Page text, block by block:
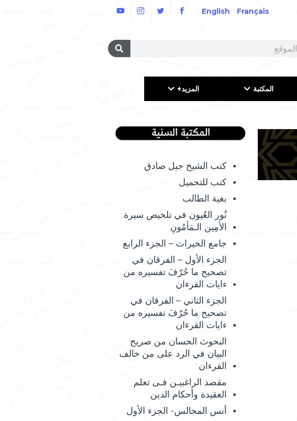
Français
English
المكتبة المزيد+
كتب الشيخ جيل صادق
كتب للتحميل
بغية الطالب
نُور العُيون في تلخيص سيرة
الأمِين الـمَأمُونِ
جامع الخيرات – الجزء الرابع
الجزء الأول – الفرقان في
تصحيح ما حُرّفَ تفسيره من
ءايات القرءان
الجزء الثاني – الفرقان في
تصحيح ما حُرّفَ تفسيره من
ءايات القرءان
البحوث الحسان من صريح
البيان في الرد على من خالف
القرءان
مقصد الراغبيـن فـى تعلم
العقيدة وأحكام الدين
أنس المجالس- الجزء الأول